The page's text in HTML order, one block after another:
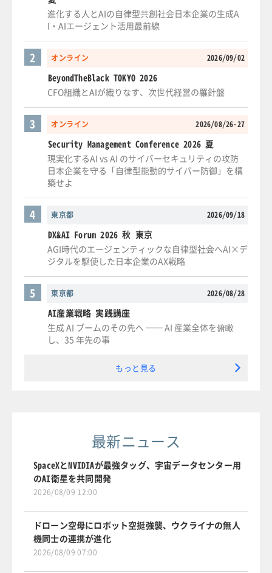
進化する人とAIの自律型共創社会日本企業の生成A
I・AIエージェント活用最前線
オンライン 2026/09/02
2
BeyondTheBlack TOKYO 2026
CFO組織とAIが織りなす、次世代経営の羅針盤
オンライン 2026/08/26-27
3
Security Management Conference 2026 夏
現実化するAI vs AI のサイバーセキュリティの攻防
日本企業を守る「自律型能動的サイバー防御」を構
築せよ
東京都 2026/09/18
4
DX&AI Forum 2026 秋 東京
AGI時代のエージェンティックな自律型社会へAI×デ
ジタルを駆使した日本企業のAX戦略
東京都 2026/08/28
5
AI産業戦略 実践講座
生成 AI ブームのその先へ ── AI 産業全体を俯瞰
し、35 年先の事
もっと見る
最新ニュース
SpaceXとNVIDIAが最強タッグ、宇宙データセンター用
のAI衛星を共同開発
2026/08/09 12:00
ドローン空母にロボット空挺強襲、ウクライナの無人
機同士の連携が進化
2026/08/09 07:00